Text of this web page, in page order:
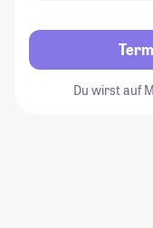
Du wirst auf